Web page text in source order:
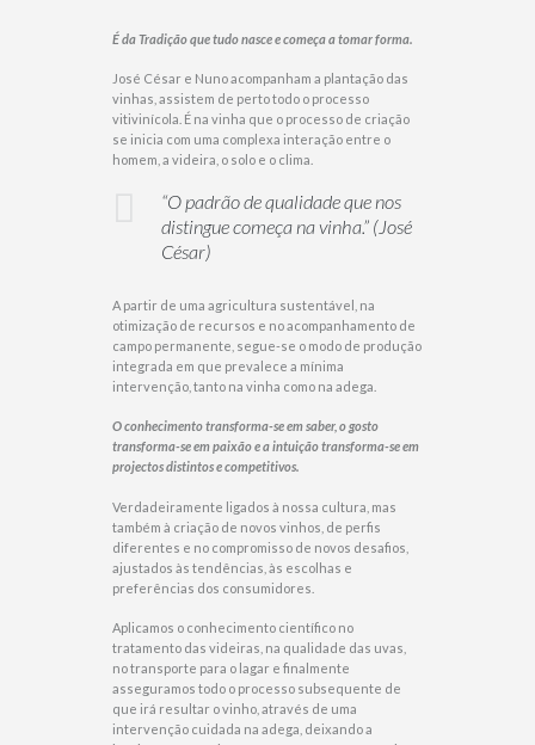
É da Tradição que tudo nasce e começa a tomar forma.
José César e Nuno acompanham a plantação das
vinhas, assistem de perto todo o processo
vitivinícola. É na vinha que o processo de criação
se inicia com uma complexa interação entre o
homem, a videira, o solo e o clima.
“O padrão de qualidade que nos
distingue começa na vinha.” (José
César)
A partir de uma agricultura sustentável, na
otimização de recursos e no acompanhamento de
campo permanente, segue-se o modo de produção
integrada em que prevalece a mínima
intervenção, tanto na vinha como na adega.
O conhecimento transforma-se em saber, o gosto
transforma-se em paixão e a intuição transforma-se em
projectos distintos e competitivos.
Verdadeiramente ligados à nossa cultura, mas
também à criação de novos vinhos, de perfis
diferentes e no compromisso de novos desafios,
ajustados às tendências, às escolhas e
preferências dos consumidores.
Aplicamos o conhecimento científico no
tratamento das videiras, na qualidade das uvas,
no transporte para o lagar e finalmente
asseguramos todo o processo subsequente de
que irá resultar o vinho, através de uma
intervenção cuidada na adega, deixando a